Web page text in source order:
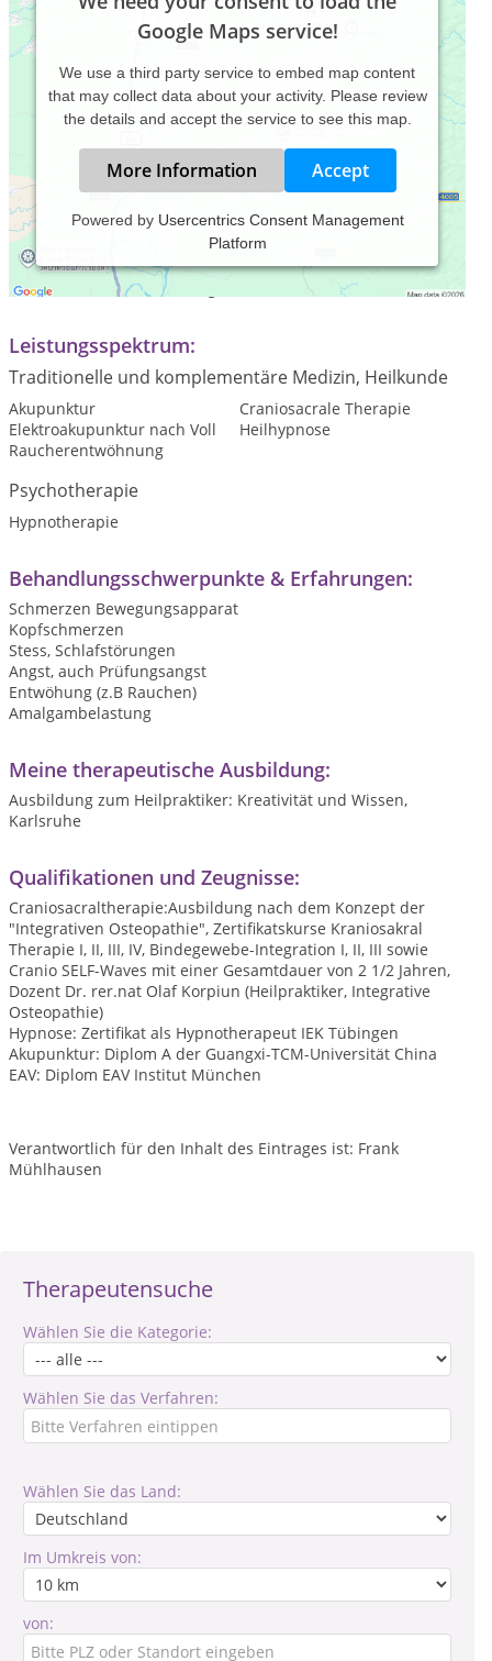
Therapeutensuche
Wählen Sie die Kategorie:
Wählen Sie das Verfahren:
Wählen Sie das Land:
Im Umkreis von:
von:
Google Maps service!
We use a third party service to embed map content
that may collect data about your activity. Please review
the details and accept the service to see this map.
More Information Accept
Powered by Usercentrics Consent Management
Platform
Praxiszeiten:
Termine nach Vereinbarung
Leistungsspektrum:
Traditionelle und komplementäre Medizin, Heilkunde
Akupunktur
Craniosacrale Therapie
Elektroakupunktur nach Voll
Heilhypnose
Raucherentwöhnung
Psychotherapie
Hypnotherapie
Behandlungsschwerpunkte & Erfahrungen:
Schmerzen Bewegungsapparat
Kopfschmerzen
Stess, Schlafstörungen
Angst, auch Prüfungsangst
Entwöhung (z.B Rauchen)
Amalgambelastung
Meine therapeutische Ausbildung:
Ausbildung zum Heilpraktiker: Kreativität und Wissen,
Karlsruhe
Qualifikationen und Zeugnisse:
Craniosacraltherapie:Ausbildung nach dem Konzept der
"Integrativen Osteopathie", Zertifikatskurse Kraniosakral
Therapie I, II, III, IV, Bindegewebe-Integration I, II, III sowie
Cranio SELF-Waves mit einer Gesamtdauer von 2 1/2 Jahren,
Dozent Dr. rer.nat Olaf Korpiun (Heilpraktiker, Integrative
Osteopathie)
Hypnose: Zertifikat als Hypnotherapeut IEK Tübingen
Akupunktur: Diplom A der Guangxi-TCM-Universität China
EAV: Diplom EAV Institut München
Verantwortlich für den Inhalt des Eintrages ist: Frank
Mühlhausen